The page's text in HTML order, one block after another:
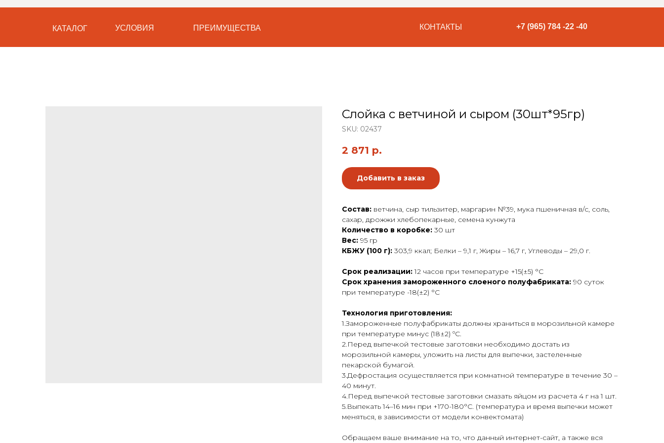
КАТАЛОГ КОНТАКТЫ
УСЛОВИЯ ПРЕИМУЩЕСТВА +7 (965) 784 -22 -40
Слойка с ветчиной и сыром (30шт*95гр)
SKU: 02437
2 871 р.
Добавить в заказ
Состав: ветчина, сыр тильзитер, маргарин №39, мука пшеничная в/с, соль,
сахар, дрожжи хлебопекарные, семена кунжута
Количество в коробке: 30 шт
Вес: 95 гр
КБЖУ (100 г): 303,9 ккал; Белки – 9,1 г, Жиры – 16,7 г, Углеводы – 29,0 г.
Срок реализации:12 часов при температуре +15(±5) °С
Срок хранения замороженного слоеного полуфабриката: 90 суток
при температуре -18(±2) °С
Технология приготовления:
1.Замороженные полуфабрикаты должны храниться в морозильной камере
при температуре минус (18±2) ºС.
2.Перед выпечкой тестовые заготовки необходимо достать из
морозильной камеры, уложить на листы для выпечки, застеленные
пекарской бумагой.
3.Дефростация осуществляется при комнатной температуре в течение 30 –
40 минут.
4.Перед выпечкой тестовые заготовки смазать яйцом из расчета 4 г на 1 шт.
5.Выпекать 14–16 мин при +170-180°С. (температура и время выпечки может
меняться, в зависимости от модели конвектомата)
Обращаем ваше внимание на то, что данный интернет-сайт, а также вся